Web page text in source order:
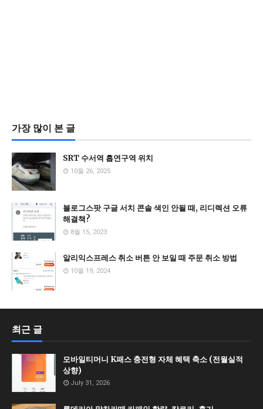
가장 많이 본 글
SRT 수서역 흡연구역 위치
10월 26, 2025
블로그스팟 구글 서치 콘솔 색인 안될 때, 리디렉션 오류
해결책?
8월 15, 2023
알리익스프레스 취소 버튼 안 보일 때 주문 취소 방법
10월 19, 2024
최근 글
모바일티머니 K패스 충전형 자체 혜택 축소 (전월실적
상향)
July 31, 2026